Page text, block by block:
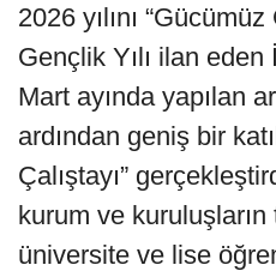
2026 yılını
Gençlik Yılı ilan
Mart ayında yapılan
ardından geniş bir
Çalıştayı”
kurum ve
üniversite ve lise